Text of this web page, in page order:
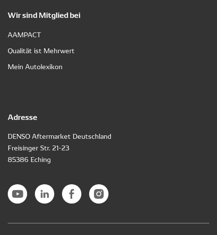
Wir sind Mitglied bei
AAMPACT
Qualität ist Mehrwert
Mein Autolexikon
Adresse
DENSO Aftermarket Deutschland
Freisinger Str. 21-23
85386 Eching